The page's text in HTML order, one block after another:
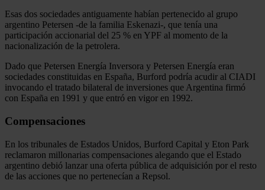
Esas dos sociedades antiguamente habían pertenecido al grupo
argentino Petersen -de la familia Eskenazi-, que tenía una
participación accionarial del 25 % en YPF al momento de la
nacionalización de la petrolera.
Dado que Petersen Energía Inversora y Petersen Energía eran
sociedades constituidas en España, Burford podría acudir al CIADI
invocando el tratado bilateral de inversiones que Argentina firmó
con España en 1991 y que entró en vigor en 1992.
Compensaciones
En los tribunales de Estados Unidos, Burford Capital y Eton Park
reclamaron millonarias compensaciones alegando que el Estado
argentino debió lanzar una oferta pública de adquisición por el resto
de las acciones que no pertenecían a Repsol.